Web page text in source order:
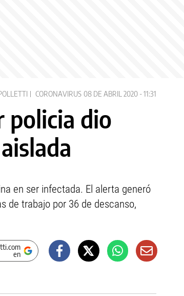
CORONAVIRUS 08 DE ABRIL 2020 - 11:31
policia dio
en ser infectada. El alerta generó
de trabajo por 36 de descanso,
en